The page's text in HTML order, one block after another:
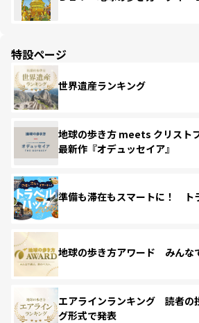
特設ページ
世界遺産ランキング
地球の歩き方 meets クリスト
最新作『オデュッセイア』
準備も滞在もスマートに！ ト
地球の歩き方アワード みんな
エアラインランキング 読者の
グ形式で発表